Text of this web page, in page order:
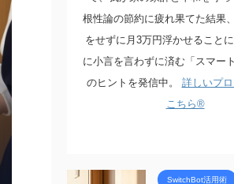
根性論の節約に疲れ果てた結果
をせずに月3万円浮かせること
に小言を言わずに済む「スマー
のヒントを発信中。 詳しいプ
こちら®
SwitchBot活用術